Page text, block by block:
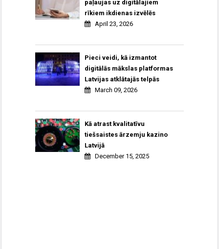
paļaujas uz digitālajiem
rīkiem ikdienas izvēlēs
April 23, 2026
Pieci veidi, kā izmantot
digitālās mākslas platformas
Latvijas atklātajās telpās
March 09, 2026
Kā atrast kvalitatīvu
tiešsaistes ārzemju kazino
Latvijā
December 15, 2025